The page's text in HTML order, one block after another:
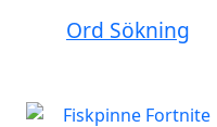
Ord Sökning